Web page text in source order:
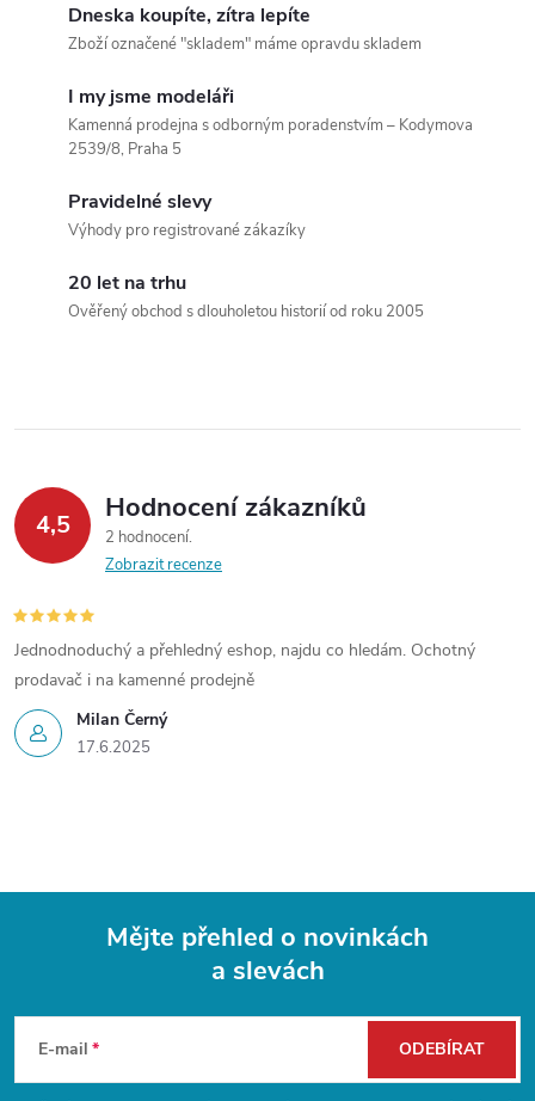
v
ý
p
s
u
Dneska koupíte, zítra lepíte
Zboží označené "skladem" máme opravdu skladem
I my jsme modeláři
Kamenná prodejna s odborným poradenstvím – Kodymova
2539/8, Praha 5
Pravidelné slevy
Výhody pro registrované zákazíky
20 let na trhu
Ověřený obchod s dlouholetou historií od roku 2005
4,5 Hodnocení zákazníků
2 hodnocení
Zobrazit recenze
Milan Černý
17.6.2025
Jednodnoduchý a přehledný eshop, najdu co hledám. Ochotný
prodavač i na kamenné prodejně
Mějte přehled o novinkách
a slevách
E-mail ODEBÍRAT